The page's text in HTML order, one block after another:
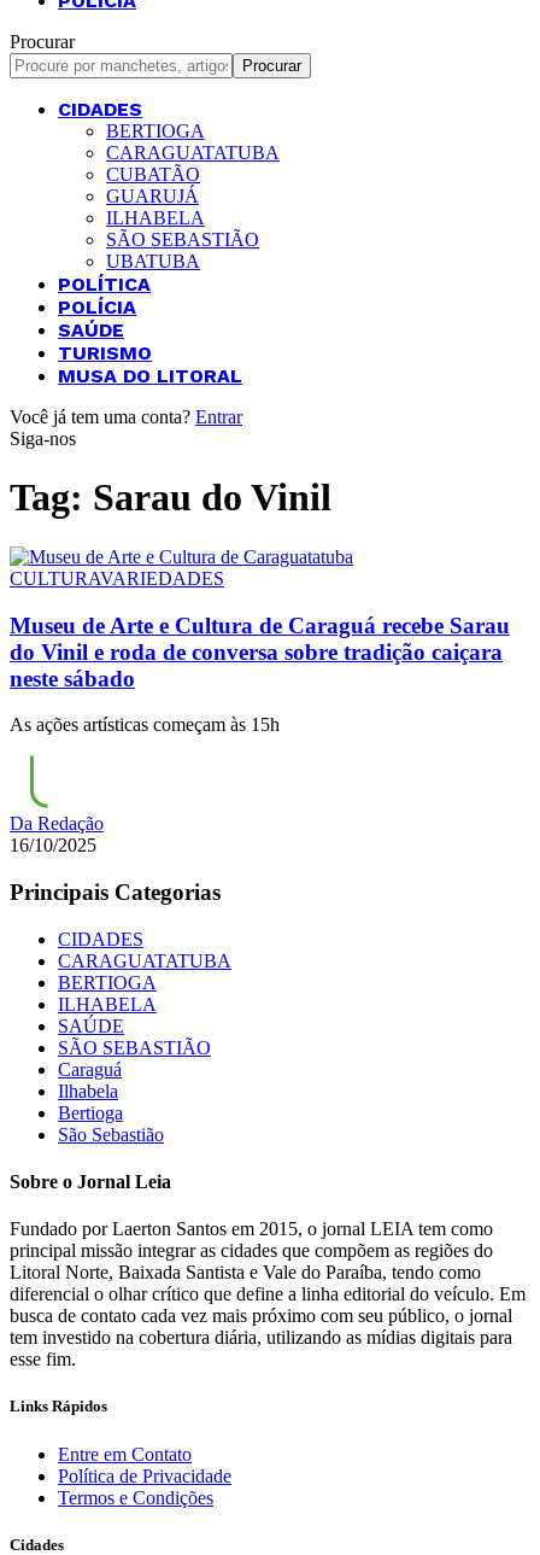
Procurar
CIDADES
BERTIOGA
CARAGUATATUBA
CUBATÃO
GUARUJÁ
ILHABELA
SÃO SEBASTIÃO
UBATUBA
POLÍTICA
POLÍCIA
SAÚDE
TURISMO
MUSA DO LITORAL
Você já tem uma conta? Entrar
Siga-nos
Tag: Sarau do Vinil
CULTURAVARIEDADES
Museu de Arte e Cultura de Caraguá recebe Sarau
do Vinil e roda de conversa sobre tradição caiçara
neste sábado
As ações artísticas começam às 15h
Da Redação
16/10/2025
Principais Categorias
CIDADES
CARAGUATATUBA
BERTIOGA
ILHABELA
SAÚDE
SÃO SEBASTIÃO
Caraguá
Ilhabela
Bertioga
São Sebastião
Sobre o Jornal Leia
Fundado por Laerton Santos em 2015, o jornal LEIA tem como
principal missão integrar as cidades que compõem as regiões do
Litoral Norte, Baixada Santista e Vale do Paraíba, tendo como
diferencial o olhar crítico que define a linha editorial do veículo. Em
busca de contato cada vez mais próximo com seu público, o jornal
tem investido na cobertura diária, utilizando as mídias digitais para
esse fim.
Links Rápidos
Entre em Contato
Política de Privacidade
Termos e Condições
Cidades